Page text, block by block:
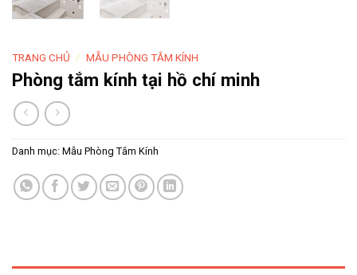
TRANG CHỦ / MẪU PHÒNG TẮM KÍNH
Phòng tắm kính tại hồ chí minh
Danh mục: Mẫu Phòng Tắm Kính